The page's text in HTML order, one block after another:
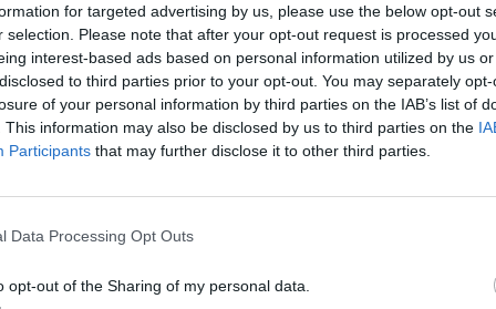
for targeted advertising by us, please use the below opt-out
selection. Please note that after your opt-out request is processed
interest-based ads based on personal information utilized by us
to third parties prior to your opt-out. You may separately
of your personal information by third parties on the IAB’s list of
This information may also be disclosed by us to third parties on the
Participants that may further disclose it to other third parties.
Data Processing Opt Outs
opt-out of the Sharing of my personal data.
befolyásoljuk ezt.
koszos, a természet valami
jobb csak a távolból figyelni? Vagy
lenni jó, és ahogy én, te is
magad?
érdemes sokat túrázni, a
járni – például közelről
közben talált földigilisztát –, esőben